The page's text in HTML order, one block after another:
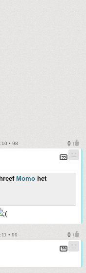
• 98
Momo het
• 99